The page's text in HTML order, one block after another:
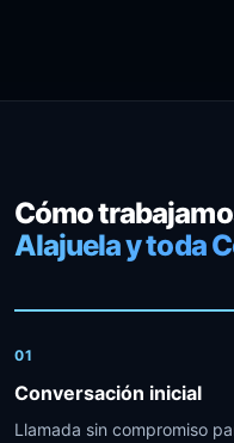
Cómo
Alajuela y toda
01
Conversación inicial
Llamada sin compromiso